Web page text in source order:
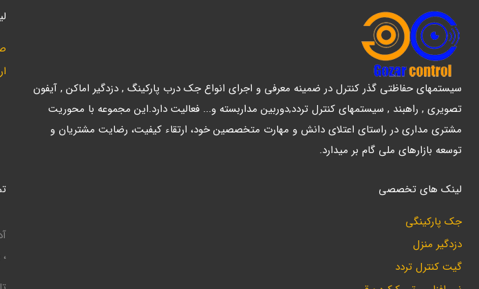
سیستمهای حفاظتی گذر کنترل در ضمینه معرفی و اجرای انواع جک درب پارکینگ , دزدگیر اماکن , آیفون
تصویری , راهبند , سیستمهای کنترل تردد,دوربین مداربسته و... فعالیت دارد.این مجموعه با محوریت
مشتری مداری در راستای اعتلای دانش و مهارت متخصصین خود، ارتقاء کیفیت، رضایت مشتریان و
توسعه بازارهای ملی گام بر میدارد.
لینک های تخصصی
جک پارکینگی
دزدگیر منزل
گیت کنترل تردد
،